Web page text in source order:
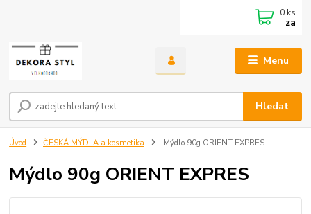
Menu
Hledat
0 ks
za
Úvod ČESKÁ MÝDLA a kosmetika Mýdlo 90g ORIENT EXPRES
Mýdlo 90g ORIENT EXPRES